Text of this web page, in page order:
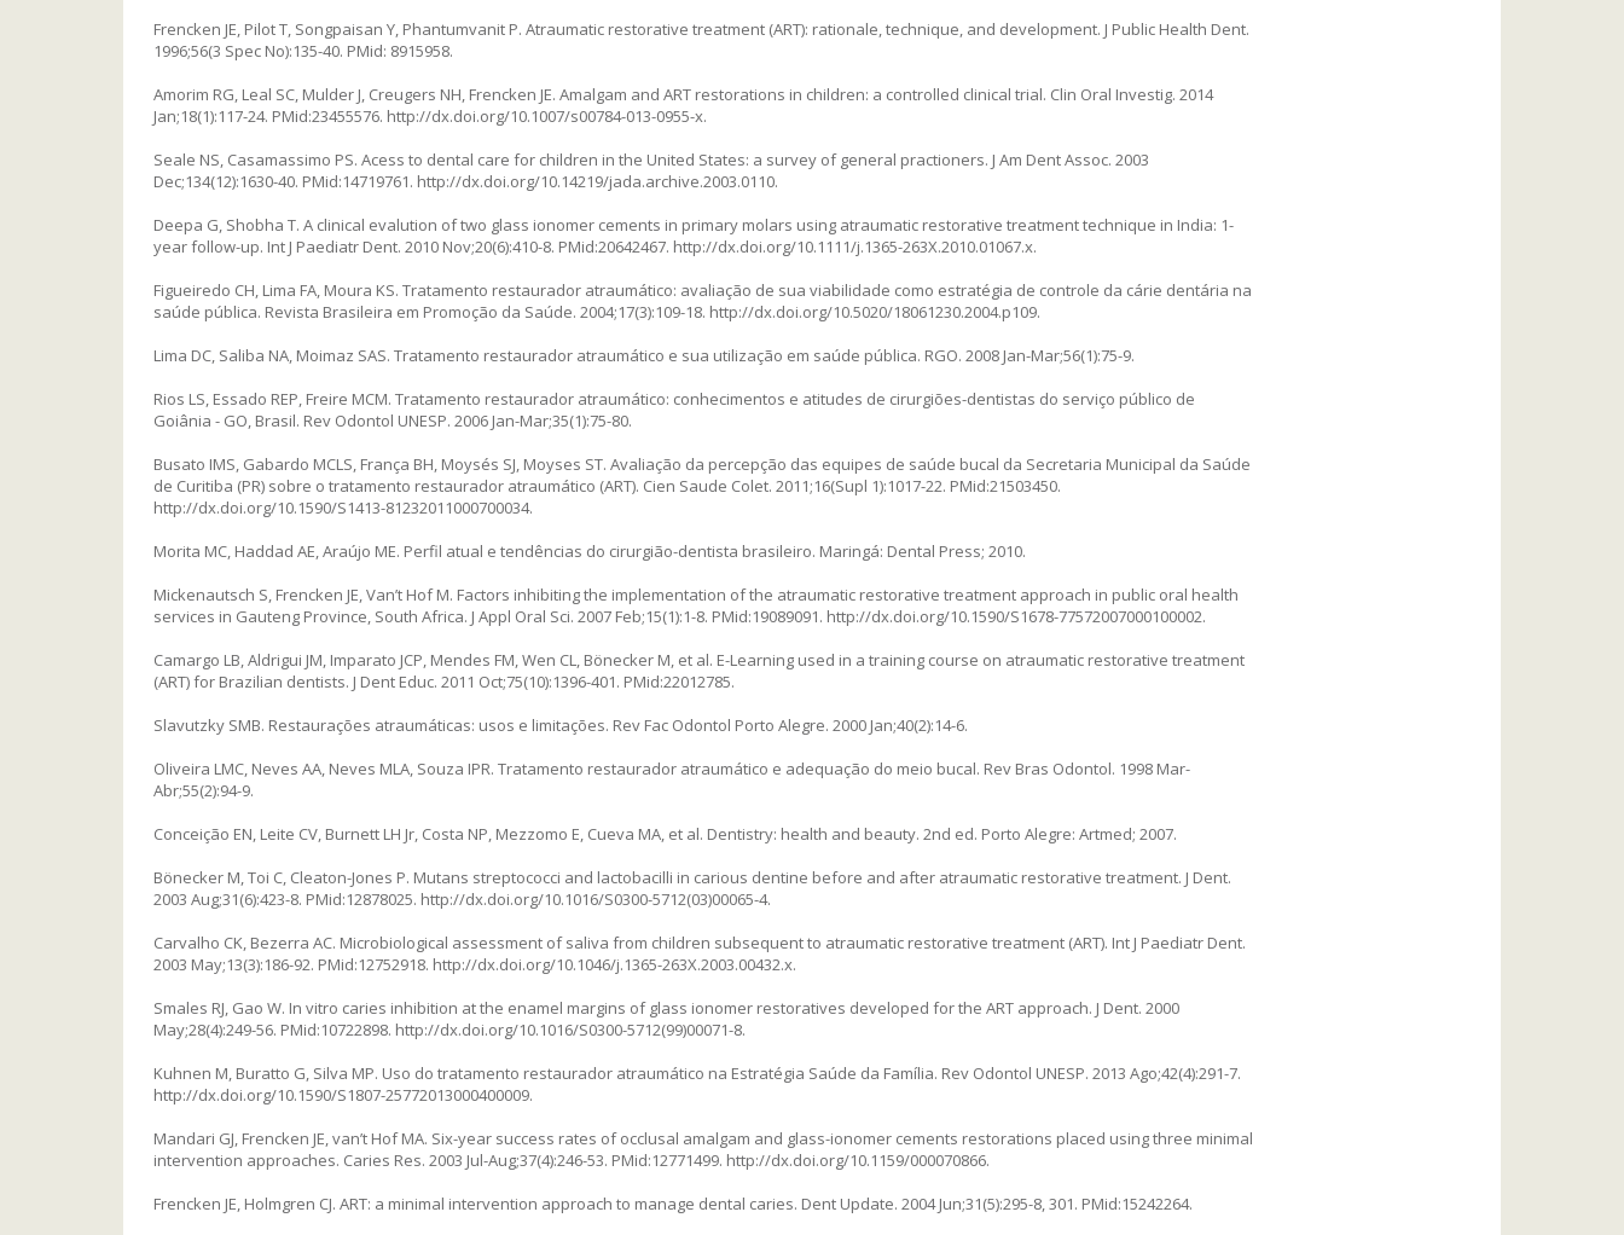
Frencken JE, Pilot T, Songpaisan Y, Phantumvanit P. Atraumatic restorative treatment (ART): rationale, technique, and development. J Public Health Dent.
1996;56(3 Spec No):135-40. PMid: 8915958.
Amorim RG, Leal SC, Mulder J, Creugers NH, Frencken JE. Amalgam and ART restorations in children: a controlled clinical trial. Clin Oral Investig. 2014
Jan;18(1):117-24. PMid:23455576. http://dx.doi.org/10.1007/s00784-013-0955-x.
Seale NS, Casamassimo PS. Acess to dental care for children in the United States: a survey of general practioners. J Am Dent Assoc. 2003
Dec;134(12):1630-40. PMid:14719761. http://dx.doi.org/10.14219/jada.archive.2003.0110.
Deepa G, Shobha T. A clinical evalution of two glass ionomer cements in primary molars using atraumatic restorative treatment technique in India: 1-
year follow-up. Int J Paediatr Dent. 2010 Nov;20(6):410-8. PMid:20642467. http://dx.doi.org/10.1111/j.1365-263X.2010.01067.x.
Figueiredo CH, Lima FA, Moura KS. Tratamento restaurador atraumático: avaliação de sua viabilidade como estratégia de controle da cárie dentária na
saúde pública. Revista Brasileira em Promoção da Saúde. 2004;17(3):109-18. http://dx.doi.org/10.5020/18061230.2004.p109.
Lima DC, Saliba NA, Moimaz SAS. Tratamento restaurador atraumático e sua utilização em saúde pública. RGO. 2008 Jan-Mar;56(1):75-9.
Rios LS, Essado REP, Freire MCM. Tratamento restaurador atraumático: conhecimentos e atitudes de cirurgiões-dentistas do serviço público de
Goiânia - GO, Brasil. Rev Odontol UNESP. 2006 Jan-Mar;35(1):75-80.
Busato IMS, Gabardo MCLS, França BH, Moysés SJ, Moyses ST. Avaliação da percepção das equipes de saúde bucal da Secretaria Municipal da Saúde
de Curitiba (PR) sobre o tratamento restaurador atraumático (ART). Cien Saude Colet. 2011;16(Supl 1):1017-22. PMid:21503450.
http://dx.doi.org/10.1590/S1413-81232011000700034.
Morita MC, Haddad AE, Araújo ME. Perfil atual e tendências do cirurgião-dentista brasileiro. Maringá: Dental Press; 2010.
Mickenautsch S, Frencken JE, Van’t Hof M. Factors inhibiting the implementation of the atraumatic restorative treatment approach in public oral health
services in Gauteng Province, South Africa. J Appl Oral Sci. 2007 Feb;15(1):1-8. PMid:19089091. http://dx.doi.org/10.1590/S1678-77572007000100002.
Camargo LB, Aldrigui JM, Imparato JCP, Mendes FM, Wen CL, Bönecker M, et al. E-Learning used in a training course on atraumatic restorative treatment
(ART) for Brazilian dentists. J Dent Educ. 2011 Oct;75(10):1396-401. PMid:22012785.
Slavutzky SMB. Restaurações atraumáticas: usos e limitações. Rev Fac Odontol Porto Alegre. 2000 Jan;40(2):14-6.
Oliveira LMC, Neves AA, Neves MLA, Souza IPR. Tratamento restaurador atraumático e adequação do meio bucal. Rev Bras Odontol. 1998 Mar-
Abr;55(2):94-9.
Conceição EN, Leite CV, Burnett LH Jr, Costa NP, Mezzomo E, Cueva MA, et al. Dentistry: health and beauty. 2nd ed. Porto Alegre: Artmed; 2007.
Bönecker M, Toi C, Cleaton-Jones P. Mutans streptococci and lactobacilli in carious dentine before and after atraumatic restorative treatment. J Dent.
2003 Aug;31(6):423-8. PMid:12878025. http://dx.doi.org/10.1016/S0300-5712(03)00065-4.
Carvalho CK, Bezerra AC. Microbiological assessment of saliva from children subsequent to atraumatic restorative treatment (ART). Int J Paediatr Dent.
2003 May;13(3):186-92. PMid:12752918. http://dx.doi.org/10.1046/j.1365-263X.2003.00432.x.
Smales RJ, Gao W. In vitro caries inhibition at the enamel margins of glass ionomer restoratives developed for the ART approach. J Dent. 2000
May;28(4):249-56. PMid:10722898. http://dx.doi.org/10.1016/S0300-5712(99)00071-8.
Kuhnen M, Buratto G, Silva MP. Uso do tratamento restaurador atraumático na Estratégia Saúde da Família. Rev Odontol UNESP. 2013 Ago;42(4):291-7.
http://dx.doi.org/10.1590/S1807-25772013000400009.
Mandari GJ, Frencken JE, van’t Hof MA. Six-year success rates of occlusal amalgam and glass-ionomer cements restorations placed using three minimal
intervention approaches. Caries Res. 2003 Jul-Aug;37(4):246-53. PMid:12771499. http://dx.doi.org/10.1159/000070866.
Frencken JE, Holmgren CJ. ART: a minimal intervention approach to manage dental caries. Dent Update. 2004 Jun;31(5):295-8, 301. PMid:15242264.